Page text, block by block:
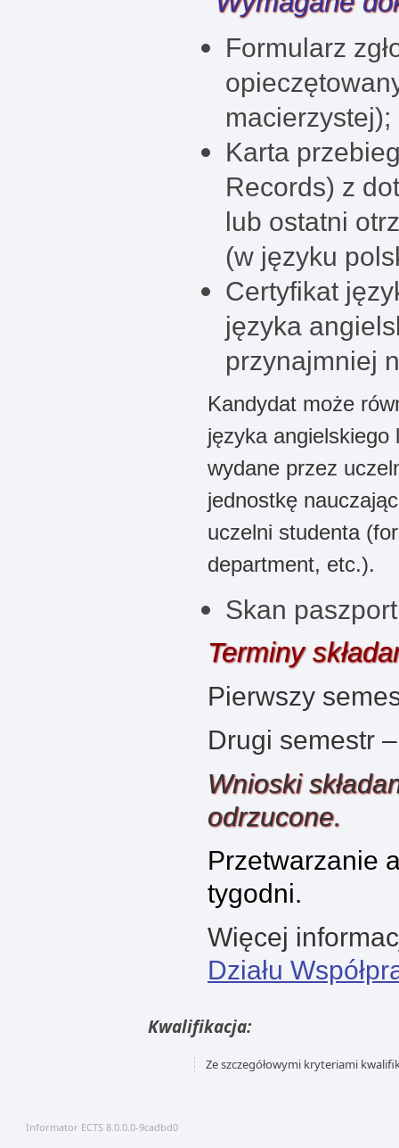
Formularz
macierzystej);
Karta
Records) z
lub ostatni
(w języku
Certyfikat
języka
przynajmniej
Kandydat może
języka angielskiego
wydane przez
jednostkę
uczelni studenta
department, etc.).
Skan
Terminy
Pierwszy
Drugi semestr
Wnioski
odrzucone.
Przetwarzanie
tygodni.
Więcej
Działu
Kwalifikacja:
Ze szczegółowymi kryteriami
Informator ECTS 8.0.0.0-9cadbd0